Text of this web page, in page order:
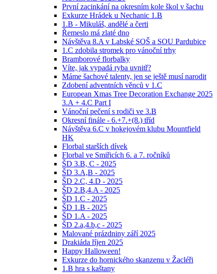
První zacinkání na okresním kole škol v šachu
Exkurze Hrádek u Nechanic 1.B
1.B - Mikuláš, andělé a čerti
Řemeslo má zlaté dno
Návštěva 8.A v Labské SOŠ a SOU Pardubice
1.C zdobila stromek pro vánoční trhy
Bramborové florbalky
Víte, jak vypadá ryba uvnitř?
Máme šachové talenty, jen se ještě musí narodit
Zdobení adventních věnců v 1.C
European Xmas Tree Decoration Exchange 2025
3.A + 4.C Part I
Vánoční pečení s rodiči ve 3.B
Okresní finále - 6.+7.+(8.) tříd
Návštěva 6.C v hokejovém klubu Mountfield
HK
Florbal starších dívek
Florbal ve Smiřicích 6. a 7. ročníků
ŠD 3.B, C - 2025
ŠD 3.A,B - 2025
ŠD 2.C, 4.D - 2025
ŠD 2.B,4.A - 2025
ŠD 1.C - 2025
ŠD 1.B - 2025
ŠD 1.A - 2025
ŠD 2.a,4.b,c - 2025
Malované prázdniny září 2025
Drakiáda říjen 2025
Happy Halloween!
Exkurze do hornického skanzenu v Žacléři
1.B hra s kaštany